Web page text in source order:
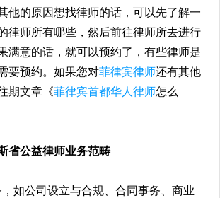
他的原因想找律师的话，可以先了解一
律师所有哪些，然后前往律师所去进行
满意的话，就可以预约了，有些律师是
要预约。如果您对菲律宾律师还有其他
期文章《菲律宾首都华人律师怎么
省公益律师业务范畴
如公司设立与合规、合同事务、商业